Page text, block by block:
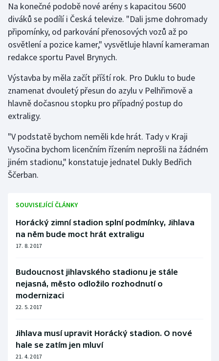
Parasport
Plavání
Ragby
Rychlobruslení
Rychlostní kanoistika
Short track
Stolní tenis
Triatlon
Vodní slalom
Volejbal
Na konečné podobě nové arény s kapacitou 5600
diváků se podílí i Česká televize. "Dali jsme dohromady
připomínky, od parkování přenosových vozů až po
osvětlení a pozice kamer," vysvětluje hlavní kameraman
redakce sportu Pavel Brynych.
Výstavba by měla začít příští rok. Pro Duklu to bude
znamenat dvouletý přesun do azylu v Pelhřimově a
hlavně dočasnou stopku pro případný postup do
extraligy.
"V podstatě bychom neměli kde hrát. Tady v Kraji
Vysočina bychom licenčním řízením neprošli na žádném
jiném stadionu," konstatuje jednatel Dukly Bedřich
Ščerban.
SOUVISEJÍCÍ ČLÁNKY
Horácký zimní stadion splní podmínky, Jihlava
na něm bude moct hrát extraligu
17. 8. 2017
Budoucnost jihlavského stadionu je stále
nejasná, město odložilo rozhodnutí o
modernizaci
22. 5. 2017
Jihlava musí upravit Horácký stadion. O nové
hale se zatím jen mluví
21. 4. 2017